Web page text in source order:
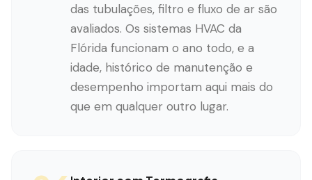
das tubulações, filtro e fluxo de ar são
avaliados. Os sistemas HVAC da
Flórida funcionam o ano todo, e a
idade, histórico de manutenção e
desempenho importam aqui mais do
que em qualquer outro lugar.